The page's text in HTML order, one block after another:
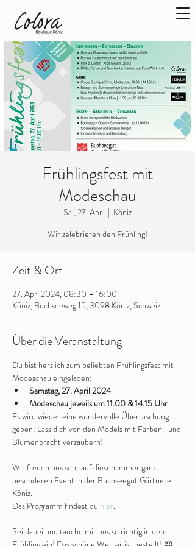
Frühlingsfest mit
Modeschau
Sa., 27. Apr.
  |
Köniz
Wir zelebrieren den Frühling!
Zeit & Ort
27. Apr. 2024, 08:30 – 16:00
Köniz, Buchseeweg 15, 3098 Köniz, Schweiz
Über die Veranstaltung
Du bist herzlich zum beliebten Frühlingsfest mit
Modeschau eingeladen:
Samstag, 27. April 2024
Modeschau jeweils um 11.00 & 14.15 Uhr
Es wird wieder eine wundervolle Überraschung
geben: Lass dich von den Models mit Farben- und
Blumenpracht verzaubern!
Wir freuen uns sehr auf diesen immer ganz
besonderen Event in der Buchseegut Gärtnerei
Köniz.
Das Programm findest du hier.
Sei dabei und tauche mit uns so richtig in den